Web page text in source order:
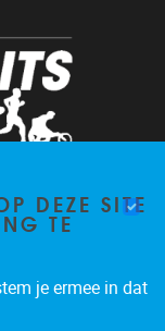
(BLITS)
DEZE SITE
TE
je ermee in dat